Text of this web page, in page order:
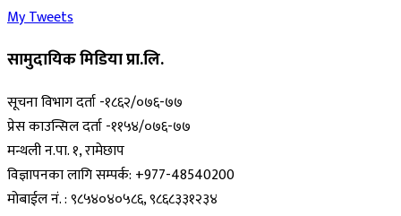
My Tweets
सामुदायिक मिडिया प्रा.लि.
सूचना विभाग दर्ता -१८६२/०७६-७७
प्रेस काउन्सिल दर्ता -११५४/०७६-७७
मन्थली न.पा. १, रामेछाप
विज्ञापनका लागि सम्पर्क: +977-48540200
मोबाईल नं. : ९८५४०४०५८६, ९८६८३३१२३४